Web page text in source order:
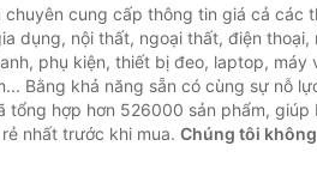
chuyên cung cấp thông tin giá cả các
dụng, nội thất, ngoại thất, điện thoại,
phụ kiện, thiết bị đeo, laptop, máy
Bằng khả năng sẵn có cùng sự nỗ
tổng hợp hơn 526000 sản phẩm, giúp
nhất trước khi mua. Chúng tôi